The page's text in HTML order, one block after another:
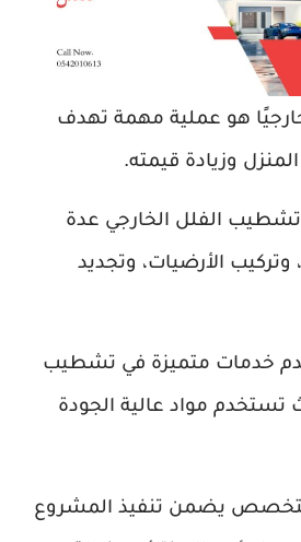
هو عملية مهمة تهدف
وزيادة قيمته.
الفلل الخارجي عدة
الأرضيات، وتجديد
خدمات متميزة في تشطيب
تستخدم مواد عالية الجودة
يضمن تنفيذ المشروع